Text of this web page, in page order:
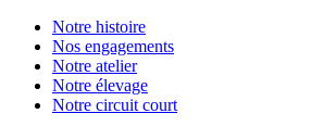
Notre histoire
Nos engagements
Notre atelier
Notre élevage
Notre circuit court